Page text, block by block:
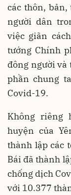
các thôn,
người dân
việc giãn
tướng Chính
đông người và
phần chung
Covid-19.
Không riêng
huyện của
thành lập các
Bái đã thành
chống dịch
với 10.377